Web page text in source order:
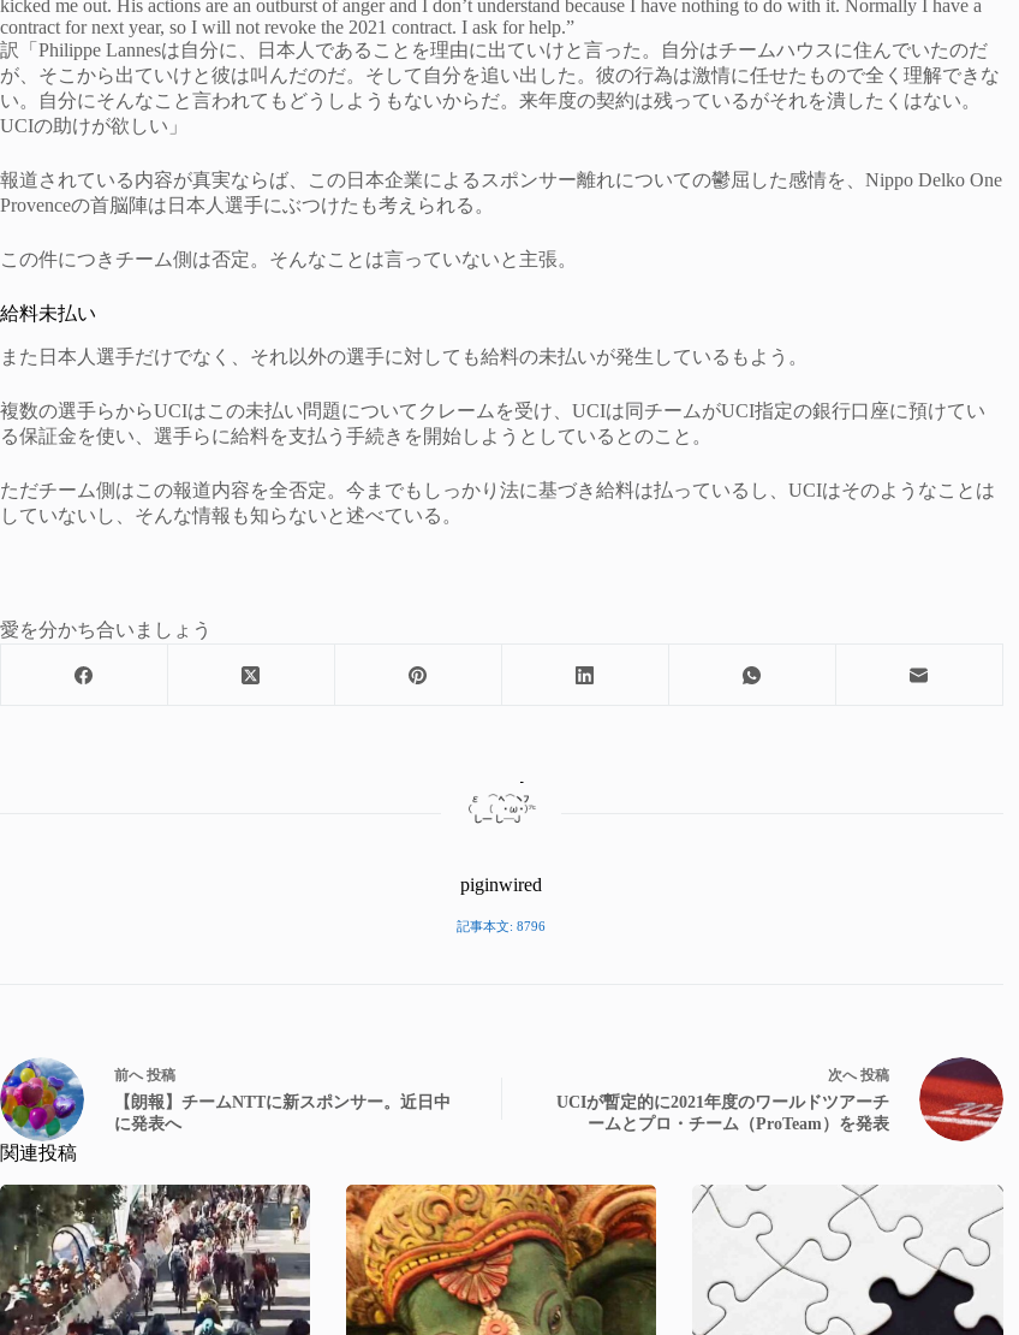
kicked me out. His actions are an outburst of anger and I don’t understand because I have nothing to do with it. Normally I have a
contract for next year, so I will not revoke the 2021 contract. I ask for help.”
訳「Philippe Lannesは自分に、日本人であることを理由に出ていけと言った。自分はチームハウスに住んでいたのだ
が、そこから出ていけと彼は叫んだのだ。そして自分を追い出した。彼の行為は激情に任せたもので全く理解できな
い。自分にそんなこと言われてもどうしようもないからだ。来年度の契約は残っているがそれを潰したくはない。
UCIの助けが欲しい」
報道されている内容が真実ならば、この日本企業によるスポンサー離れについての鬱屈した感情を、Nippo Delko One
Provenceの首脳陣は日本人選手にぶつけたも考えられる。
この件につきチーム側は否定。そんなことは言っていないと主張。
給料未払い
また日本人選手だけでなく、それ以外の選手に対しても給料の未払いが発生しているもよう。
複数の選手らからUCIはこの未払い問題についてクレームを受け、UCIは同チームがUCI指定の銀行口座に預けてい
る保証金を使い、選手らに給料を支払う手続きを開始しようとしているとのこと。
ただチーム側はこの報道内容を全否定。今までもしっかり法に基づき給料は払っているし、UCIはそのようなことは
していないし、そんな情報も知らないと述べている。
愛を分かち合いましょう
piginwired
記事本文: 8796
前へ投稿
【朗報】チームNTTに新スポンサー。近日中
に発表へ
次へ投稿
UCIが暫定的に2021年度のワールドツアーチ
ームとプロ・チーム（ProTeam）を発表
関連投稿